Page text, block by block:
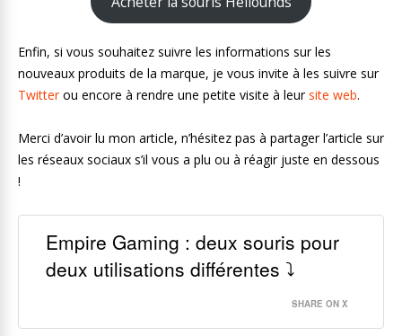
Enfin, si vous souhaitez suivre les informations sur les
nouveaux produits de la marque, je vous invite à les suivre sur
Twitterou encore à rendre une petite visite à leursite web.
Merci d’avoir lu mon article, n’hésitez pas à partager l’article sur
les réseaux sociaux s’il vous a plu ou à réagir juste en dessous
!
Empire Gaming : deux souris pour
deux utilisations différentes ⤵
SHARE ON X